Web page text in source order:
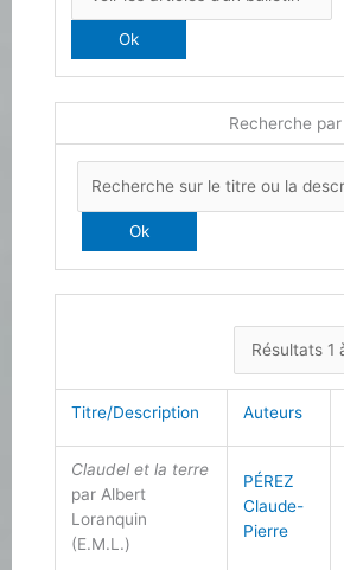
Recherche
Titre/Description Auteurs
Claudel et la terre
par Albert
Loranquin
(E.M.L.)
PÉREZ
Claude-
Pierre